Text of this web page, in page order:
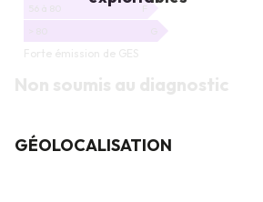
56 à 80
F
Forte émission de GES
Non soumis au diagnostic
GÉOLOCALISATION